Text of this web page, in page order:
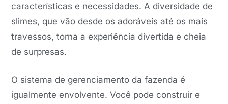
características e necessidades. A diversidade de
slimes, que vão desde os adoráveis até os mais
travessos, torna a experiência divertida e cheia
de surpresas.
O sistema de gerenciamento da fazenda é
igualmente envolvente. Você pode construir e